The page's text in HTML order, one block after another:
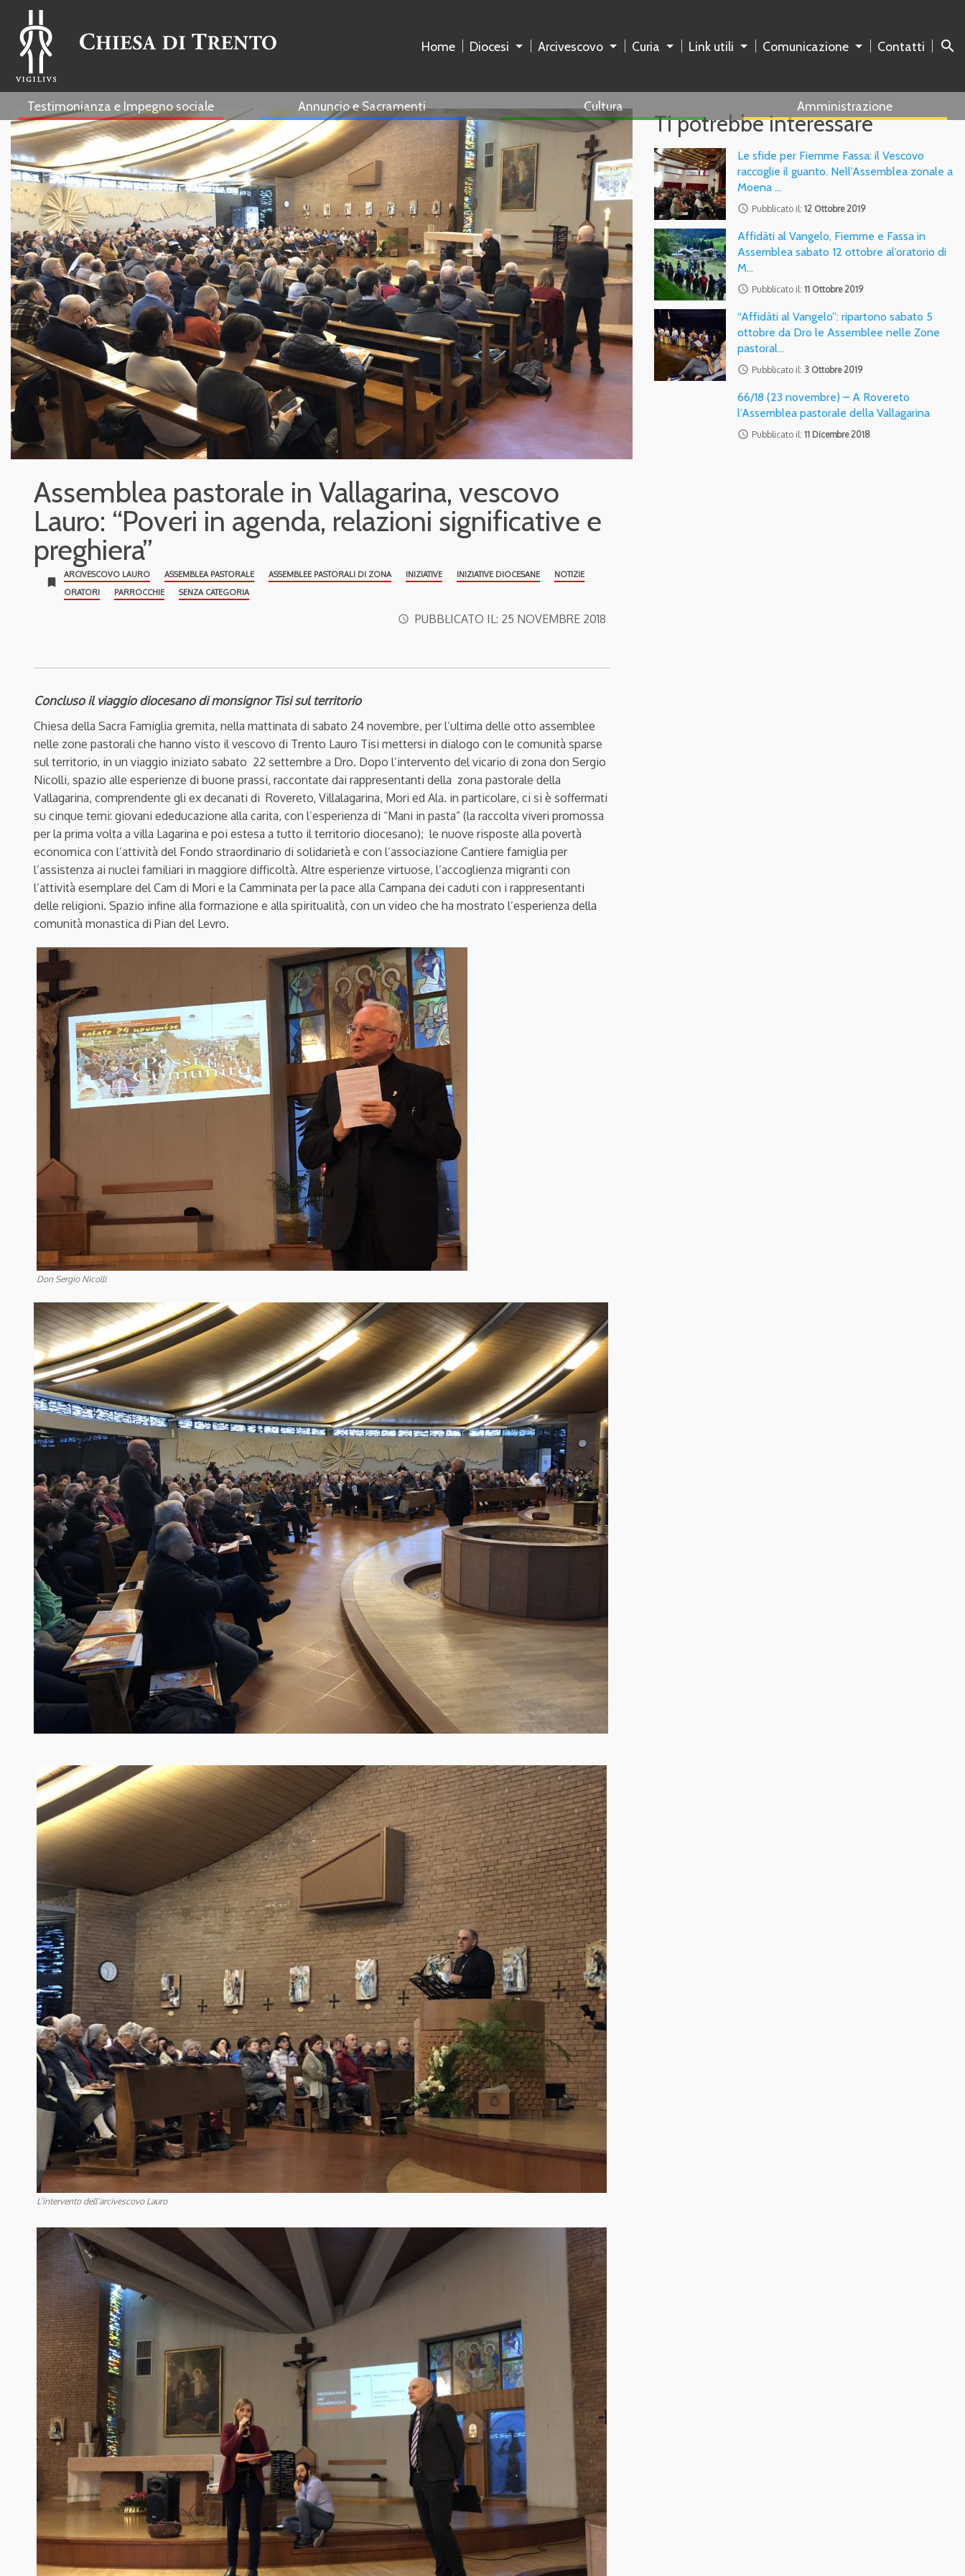
Home Diocesi Arcivescovo Curia Link utili Comunicazione Contatti search
Testimonianza e Impegno sociale Annuncio e Sacramenti Cultura Amministrazione
Assemblea pastorale in Vallagarina, vescovo
Lauro: “Poveri in agenda, relazioni significative e
preghiera”
bookmark
ARCIVESCOVO LAURO ASSEMBLEA PASTORALE ASSEMBLEE PASTORALI DI ZONA INIZIATIVE INIZIATIVE DIOCESANE
NOTIZIE
ORATORI
PARROCCHIE SENZA CATEGORIA
access_time PUBBLICATO IL: 25 NOVEMBRE 2018
Concluso il viaggio diocesano di monsignor Tisi sul territorio
Chiesa della Sacra Famiglia gremita, nella mattinata di sabato 24 novembre, per l’ultima delle otto assemblee
nelle zone pastorali che hanno visto il vescovo di Trento Lauro Tisi mettersi in dialogo con le comunità sparse
sul territorio, in un viaggio iniziato sabato 22 settembre a Dro. Dopo l’intervento del vicario di zona don Sergio
Nicolli, spazio alle esperienze di buone prassi, raccontate dai rappresentanti della zona pastorale della
Vallagarina, comprendente gli ex decanati di Rovereto, Villalagarina, Mori ed Ala. in particolare, ci si è soffermati
su cinque temi: giovani ededucazione alla carita, con l’esperienza di “Mani in pasta” (la raccolta viveri promossa
per la prima volta a villa Lagarina e poi estesa a tutto il territorio diocesano); le nuove risposte alla povertà
economica con l’attività del Fondo straordinario di solidarietà e con l’associazione Cantiere famiglia per
l’assistenza ai nuclei familiari in maggiore difficoltà. Altre esperienze virtuose, l’accoglienza migranti con
l’attività esemplare del Cam di Mori e la Camminata per la pace alla Campana dei caduti con i rappresentanti
delle religioni. Spazio infine alla formazione e alla spiritualità, con un video che ha mostrato l’esperienza della
comunità monastica di Pian del Levro.
Don Sergio Nicolli
L’intervento dell’arcivescovo Lauro
Ti potrebbe interessare
Le sfide per Fiemme Fassa: il Vescovo
raccoglie il guanto. Nell’Assemblea zonale a
Moena …
access_time Pubblicato il:12 Ottobre 2019
Affidàti al Vangelo, Fiemme e Fassa in
Assemblea sabato 12 ottobre al’oratorio di
M…
access_time Pubblicato il:11 Ottobre 2019
“Affidàti al Vangelo”: ripartono sabato 5
ottobre da Dro le Assemblee nelle Zone
pastoral…
access_time Pubblicato il: 3 Ottobre 2019
66/18 (23 novembre) – A Rovereto
l’Assemblea pastorale della Vallagarina
access_time Pubblicato il:11 Dicembre 2018